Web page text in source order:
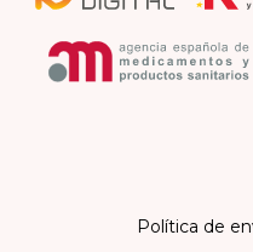
Política de